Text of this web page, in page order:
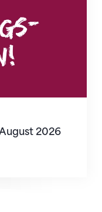
2026